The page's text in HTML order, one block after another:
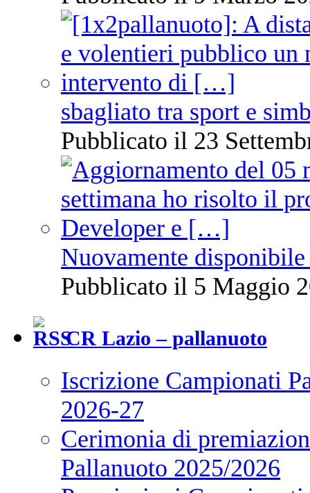
sbagliato tra sport e
Pubblicato il 23
Nuovamente
Pubblicato il 5 Maggio
CR Lazio – pallanuoto
Iscrizione Campionati
2026-27
Cerimonia di
Pallanuoto 2025/2026